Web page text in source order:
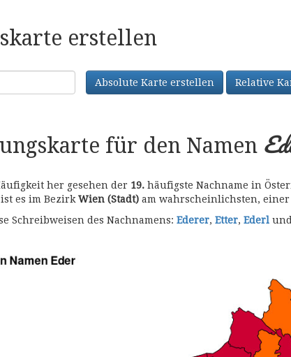
erstellen
Absolute Karte erstellen Relative
für den Namen
her gesehen der 19. häufigste Nachname in
es im BezirkWien (Stadt) am wahrscheinlichsten, einer
Schreibweisen des Nachnamens: Ederer, Etter, Ederl